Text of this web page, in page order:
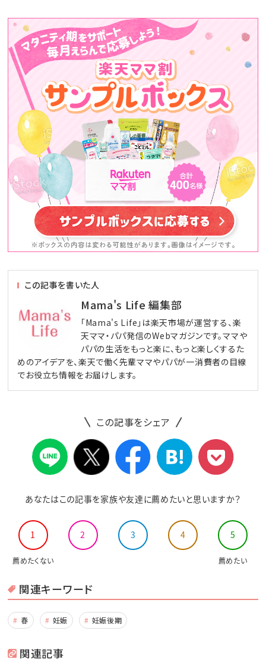
この記事を書いた人
Mama's Life 編集部
「Mama's Life」は楽天市場が運営する、楽
天ママ・パパ発信のWebマガジンです。ママや
パパの生活をもっと楽に、もっと楽しくするた
めのアイデアを、楽天で働く先輩ママやパパが一消費者の目線
でお役立ち情報をお届けします。
この記事をシェア
あなたはこの記事を家族や友達に薦めたいと思いますか？
1 2 3 4 5
薦めたくない 薦めたい
関連キーワード
春 妊娠 妊娠後期
関連記事